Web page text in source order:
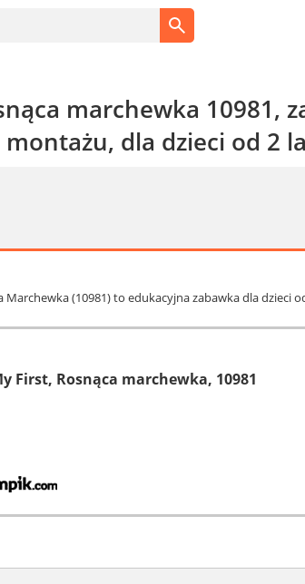
marchewka 10981,
dla dzieci od 2
Marchewka (10981) to edukacyjna zabawka dla
First, Rosnąca marchewka, 10981